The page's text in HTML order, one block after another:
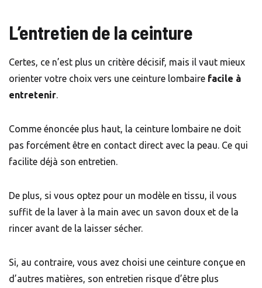
L’entretien de la ceinture
Certes, ce n’est plus un critère décisif, mais il vaut mieux
orienter votre choix vers une ceinture lombaire facile à
entretenir.
Comme énoncée plus haut, la ceinture lombaire ne doit
pas forcément être en contact direct avec la peau. Ce qui
facilite déjà son entretien.
De plus, si vous optez pour un modèle en tissu, il vous
suffit de la laver à la main avec un savon doux et de la
rincer avant de la laisser sécher.
Si, au contraire, vous avez choisi une ceinture conçue en
d’autres matières, son entretien risque d’être plus